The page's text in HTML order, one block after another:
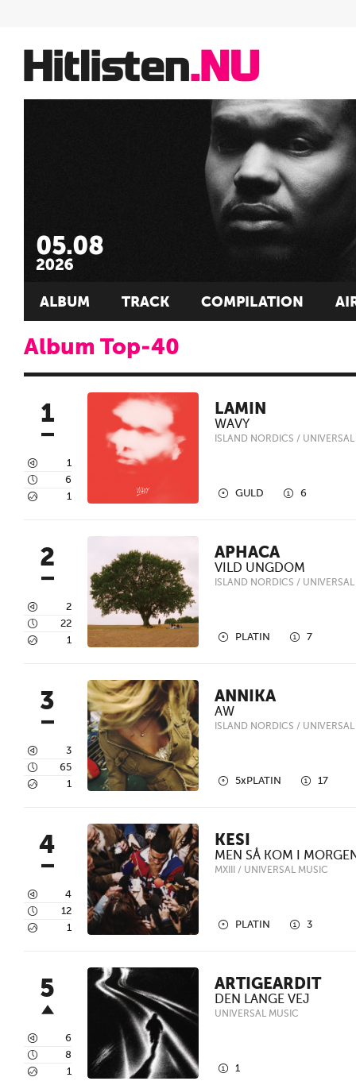
ALBUM TRACK COMPILATION
Album Top-40
1
3 1
4 6
5 1
LAMIN
WAVY
ISLAND NORDICS /
2 GULD 1 6
2
3 2
4 22
5 1
APHACA
VILD UNGDOM
ISLAND NORDICS /
2 PLATIN 1 7
3
3 3
4 65
5 1
ANNIKA
AW
ISLAND NORDICS /
2 5xPLATIN 1 17
4
3 4
4 12
5 1
KESI
MEN SÅ KOM I
MXIII / UNIVERSAL MUSIC
2 PLATIN 1 3
5
3 6
4 8
5 1
ARTIGEARDIT
DEN LANGE VEJ
UNIVERSAL MUSIC
1 1